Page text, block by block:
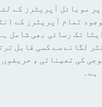
موبائل آپریٹرز کے
تمام آپریٹرز کے
کی تعیناتی ،